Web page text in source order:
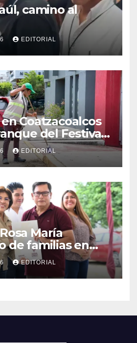
camino al
EDITORIAL
Coatzacoalcos
del Festival
EDITORIAL
María
de familias en
Veracruz con
escrituras
EDITORIAL